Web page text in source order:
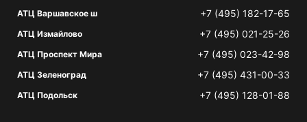
АТЦ Варшавское ш +7 (495) 182-17-65
АТЦ Измайлово +7 (495) 021-25-26
АТЦ Проспект Мира +7 (495) 023-42-98
АТЦ Зеленоград +7 (495) 431-00-33
АТЦ Подольск +7 (495) 128-01-88